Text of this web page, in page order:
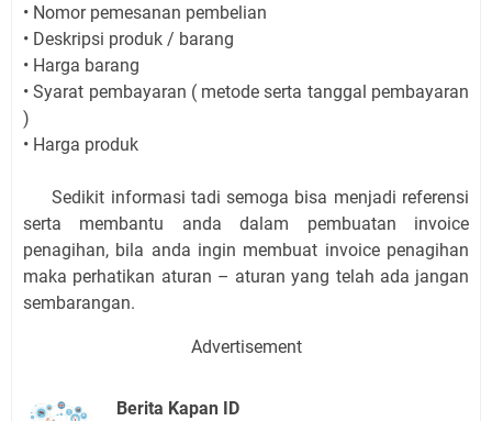
• Nomor pemesanan pembelian
• Deskripsi produk / barang
• Harga barang
• Syarat pembayaran ( metode serta tanggal pembayaran
)
• Harga produk
Sedikit informasi tadi semoga bisa menjadi referensi
serta membantu anda dalam pembuatan invoice
penagihan, bila anda ingin membuat invoice penagihan
maka perhatikan aturan – aturan yang telah ada jangan
sembarangan.
Advertisement
Berita Kapan ID